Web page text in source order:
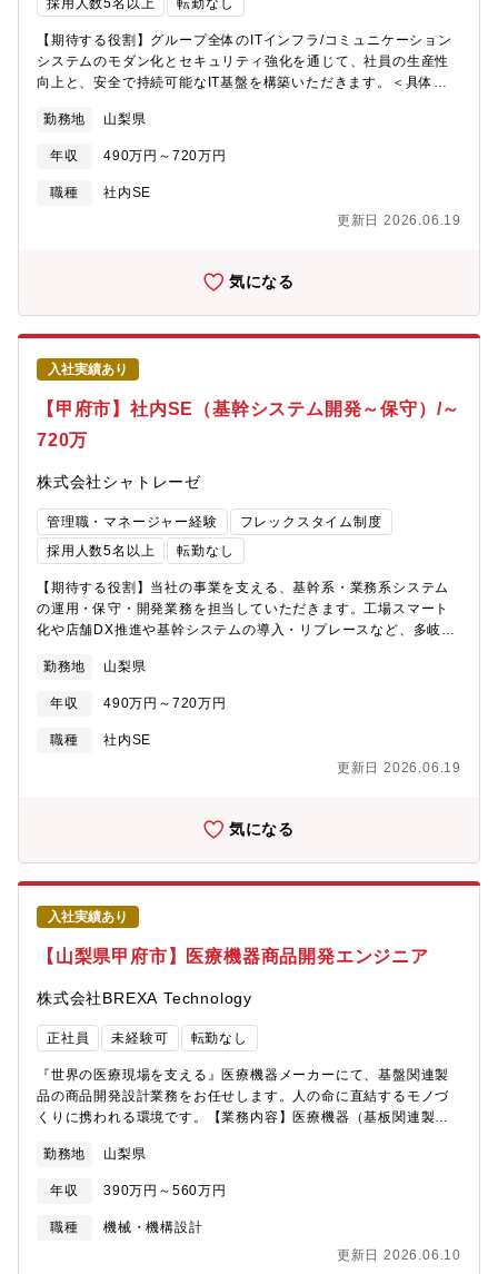
採用人数5名以上
転勤なし
【期待する役割】グループ全体のITインフラ/コミュニケーション
システムのモダン化とセキュリティ強化を通じて、社員の生産性
向上と、安全で持続可能なIT基盤を構築いただきます。＜具体的
ラの企画・導入・保守 -社内コミュニケーションシステム
(Mail/Schedule/TV会議/文書共有/社内連絡先/受付管理システムな
ど)の企画/導入/運用管理 -社内ポータルの企画・構築・運用 -社
給デバイス(PC/iPhone/iPad 計 約2,000台)の企画/導入/運用管
程） -サーバー(50台)/ネットワーク(40拠点)の企画/導入/運用管
のITインフラ企画支援 -利用システムの標準化/共通化(ガバナン
ス強化)3.グループ会社全体のITセキュリティ維持向上（将来的
に） -セキュリティポリシーの再構築 -セキュリティ強化策の企
画/導入/運用管理実際に各ITソリューションの管理画面などを操作
しながらの業務も含まれますが、日々の運用は、常駐するITベン
ダー各社の力を借りる形で推進します。（既存で依頼してるITベ
ンダーあり）社員は、システム化の企画提案、導入時のプロジェ
クトマネージメント、日常業務でのベンダーマネジメントが中心
的な業務となります【部門構成】配属部署：HD管理本部 情報シ
製造販売事業を支えるインフラ企画・開発・運用保守（12名）・
関連会社(ゴルフ事業:16社、ホテル事業:17社、スキー場2社)のIT
システム企画・開発・運用保守（4名）・通常運用時のシステム保
守（6名）【シャトレーゼのここがいい】◎世界1000店舗以上の
安定基盤◎業種未経験歓迎◎各種手当・休暇制度充実◎4年連続で
基本給与アップを実現◎4年連続年間休日数UP◎社員寮または住
宅補助制度あり（引っ越し手当あり）
勤務地 山梨県
年収 490万円～720万円
職種
社内SE
更新日 2026.06.19
気になる
入社実績あり
【甲府市】社内SE（基幹システム開発～保守）/～
720万
株式会社シャトレーゼ
管理職・マネージャー経験
フレックスタイム制度
採用人数5名以上
転勤なし
【期待する役割】当社の事業を支える、基幹系・業務系システム
の運用・保守・開発業務を担当していただきます。工場スマート
化や店舗DX推進や基幹システムの導入・リプレースなど、多岐に
ては、実装は外部ベンダーが行うため、主に要件定義・仕様設
計・進捗管理・品質確認などの上流工程を担います。現場業務を
深く理解し、業務改善の視点でシステムを導くことが求められま
す。＜具体的には＞・各種システムの企画・要件定義・導入・開
ム開発・推進・調達～製造～出荷までの各種基幹システムの構
のモニタリング・問い合わせ対応・障害対応・改善提案・ユーザ
ーとベンダーの橋渡し（不具合発生時の原因特定・対応依頼）■主
な業務システム（一例）生産管理システム・物流管理システム・
店舗情報管理システム・顧客管理システム・EC通販システム・受
注予測システム・勤怠管理・給与・会計・経費管理システム・グ
ループ会社の各種システム（予約管理・ゴルフ場）■入社後の流
れ：横浜配属の場合1～2ヶ月程度山梨本社にて研修を実施その後
も横浜配属の場合は月に1～2回本社会議の為、出張が発生しま
す。◎製造～販売までの一貫した業務知識を現場で学んだ上、部
門配属後はOJTにて複数のプロジェクトを経験していただきま
す。・製造ライン研修・・・現場業務を体験し、事業理解を深め
ます。・店舗研修・・・店舗販売業務で社員との交流を深め、コ
ミュニケーション能力を身に着ける。■一日の流れ：出勤 → シス
テム運用状況のチェック → 問い合わせの確認 → 各担当業務の確
認・推進・打合せ等【配属先一例】・生産・物流システム・
ステム ※配属部門・PJTは適性・能力・本人希望を考慮した上で
1000店舗以上の安定基盤◎業種未経験歓迎◎各種手当・休暇制度
充実◎4年連続で基本給与アップを実現◎4年連続年間休日数UP◎
勤務地 山梨県
年収 490万円～720万円
職種
社内SE
更新日 2026.06.19
気になる
入社実績あり
【山梨県甲府市】医療機器商品開発エンジニア
株式会社BREXA Technology
正社員 未経験可 転勤なし
『世界の医療現場を支える』医療機器メーカーにて、基盤関連製
品の商品開発設計業務をお任せします。人の命に直結するモノづ
くりに携われる環境です。【業務内容】医療機器（基板関連製
設計業務・商品開発に伴う評価・検証業務・関係部門との仕様調
整、技術検討・設計資料、技術ドキュメントの作成・その他、商
品開発に付随する業務【身につくスキル】・医療機器分野での商
品開発・設計経験・高い品質・安全基準に基づく設計スキル
りに携われます。・開発上流から関われるため、エンジニアとし
勤務地 山梨県
年収 390万円～560万円
職種
機械・機構設計
更新日 2026.06.10